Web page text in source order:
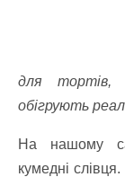
для тортів,
обігрують
На нашому
кумедні